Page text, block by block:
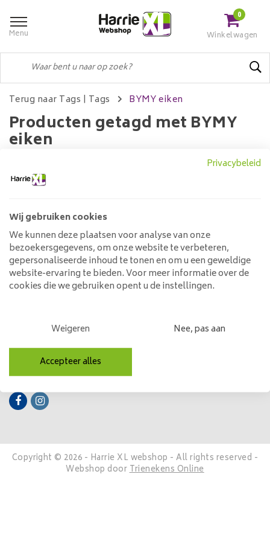
Menu
0
Winkelwagen
Terug naar Tags | Tags BYMY eiken
Producten getagd met BYMY
eiken
Geen producten gevonden!...
Klantenservice
Mijn account
Categorieën
Contactgegevens
Volg ons
Copyright © 2026 - Harrie XL webshop - All rights reserved -
Webshop doorTrienekens Online
Privacybeleid
Wij gebruiken cookies
We kunnen deze plaatsen voor analyse van onze
bezoekersgegevens, om onze website te verbeteren,
gepersonaliseerde inhoud te tonen en om u een geweldige
website-ervaring te bieden. Voor meer informatie over de
cookies die we gebruiken opent u de instellingen.
Weigeren Nee, pas aan
Accepteer alles